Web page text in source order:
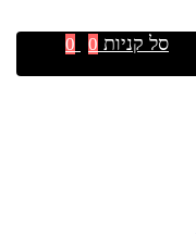
סל קניות 0
0